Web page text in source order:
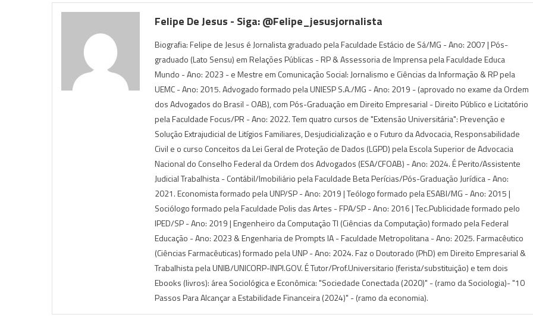
Felipe De Jesus - Siga: @felipe_jesusjornalista
Biografia: Felipe de Jesus é Jornalista graduado pela Faculdade Estácio de Sá/MG - Ano: 2007 | Pós-
graduado (Lato Sensu) em Relações Públicas - RP & Assessoria de Imprensa pela Faculdade Educa
Mundo - Ano: 2023 - e Mestre em Comunicação Social: Jornalismo e Ciências da Informação & RP pela
UEMC - Ano: 2015. Advogado formado pela UNIESP S.A./MG - Ano: 2019 - (aprovado no exame da Ordem
dos Advogados do Brasil - OAB), com Pós-Graduação em Direito Empresarial - Direito Público e Licitatório
pela Faculdade Focus/PR - Ano: 2022. Tem quatro cursos de "Extensão Universitária": Prevenção e
Solução Extrajudicial de Litígios Familiares, Desjudicialização e o Futuro da Advocacia, Responsabilidade
Civil e o curso Conceitos da Lei Geral de Proteção de Dados (LGPD) pela Escola Superior de Advocacia
Nacional do Conselho Federal da Ordem dos Advogados (ESA/CFOAB) - Ano: 2024. É Perito/Assistente
Judicial Trabalhista - Contábil/Imobiliário pela Faculdade Beta Perícias/Pós-Graduação Jurídica - Ano:
2021. Economista formado pela UNP/SP - Ano: 2019 | Teólogo formado pela ESABI/MG - Ano: 2015 |
Sociólogo formado pela Faculdade Polis das Artes - FPA/SP - Ano: 2016 | Tec.Publicidade formado pelo
IPED/SP - Ano: 2019 | Engenheiro da Computação TI (Ciências da Computação) formado pela Federal
Educação - Ano: 2023 & Engenharia de Prompts IA - Faculdade Metropolitana - Ano: 2025. Farmacêutico
(Ciências Farmacêuticas) formado pela UNP - Ano: 2024. Faz o Doutorado (PhD) em Direito Empresarial &
Trabalhista pela UNIB/UNICORP-INPI.GOV. É Tutor/Prof.Universitario (ferista/substituição) e tem dois
Ebooks (livros): área Sociológica e Econômica: "Sociedade Conectada (2020)" - (ramo da Sociologia)- "10
Passos Para Alcançar a Estabilidade Financeira (2024)" - (ramo da economia).